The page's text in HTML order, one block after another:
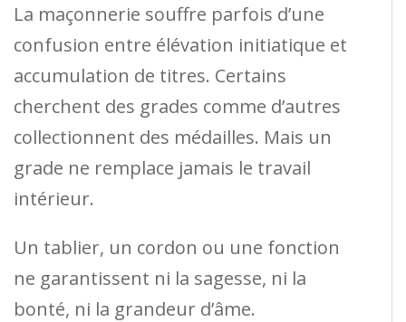
La maçonnerie souffre parfois d’une
confusion entre élévation initiatique et
accumulation de titres. Certains
cherchent des grades comme d’autres
collectionnent des médailles. Mais un
grade ne remplace jamais le travail
intérieur.
Un tablier, un cordon ou une fonction
ne garantissent ni la sagesse, ni la
bonté, ni la grandeur d’âme.